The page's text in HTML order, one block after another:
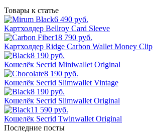
Товары к статье
6 490 руб.
Картхолдер Bellroy Card Sleeve
18 790 руб.
Картхолдер Ridge Carbon Wallet Money Clip
8 190 руб.
Кошелёк Secrid Miniwallet Original
8 190 руб.
Кошелёк Secrid Slimwallet Vintage
8 190 руб.
Кошелёк Secrid Slimwallet Original
11 590 руб.
Кошелёк Secrid Twinwallet Original
Последние посты